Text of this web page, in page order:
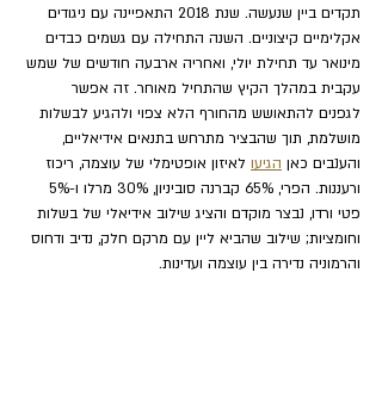
תקדים ביין שנעשה. שנת 2018 התאפיינה עם ניגודים
אקלימיים קיצוניים. השנה התחילה עם גשמים כבדים
מינואר עד תחילת יולי, ואחריה ארבעה חודשים של שמש
עקבית במהלך הקיץ שהתחיל מאוחר. זה אפשר
לגפנים להתאושש מהחורף הלא צפוי ולהגיע לבשלות
מושלמת, תוך שהבציר מתרחש בתנאים אידיאליים,
והענבים כאן הגיעו לאיזון אופטימלי של עוצמה, ריכוז
פטי ורדו, נבצר מוקדם והציג שילוב אידיאלי של בשלות
וחומציות; שילוב שהביא ליין עם מרקם חלק, נדיב ודחוס
והרמוניה נדירה בין עוצמה ועדינות.